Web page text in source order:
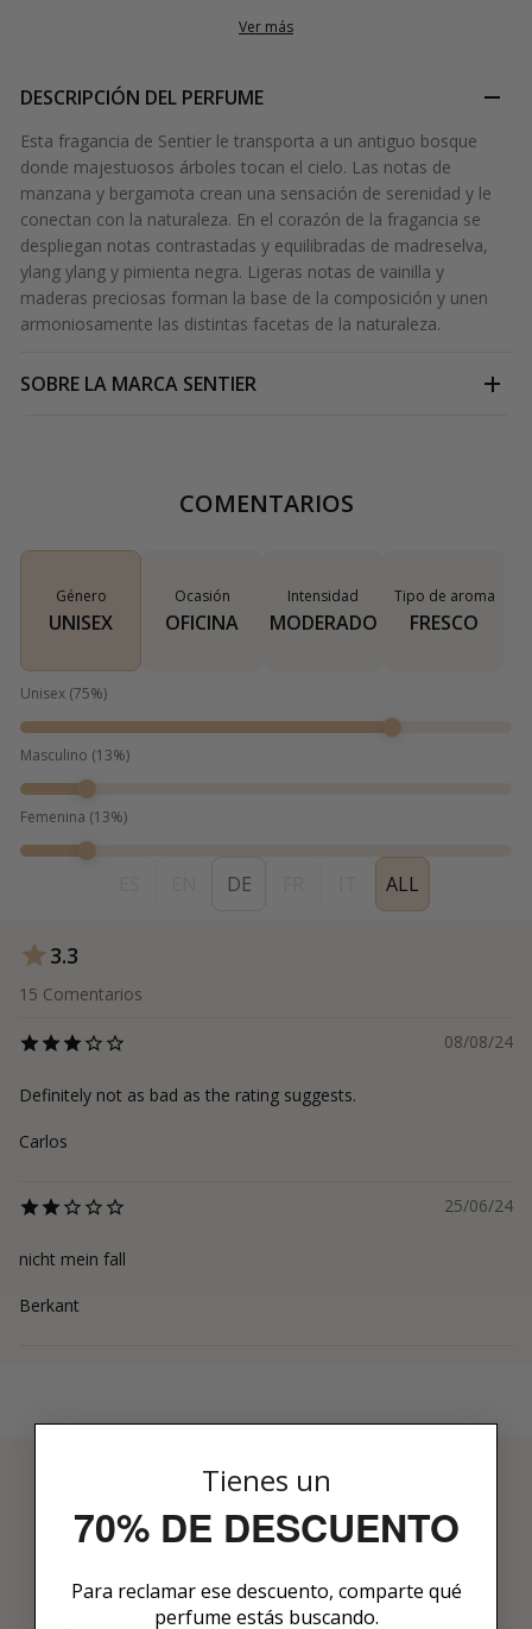
Ver más
DESCRIPCIÓN DEL PERFUME
Esta fragancia de Sentier le transporta a un antiguo bosque
donde majestuosos árboles tocan el cielo. Las notas de
manzana y bergamota crean una sensación de serenidad y le
conectan con la naturaleza. En el corazón de la fragancia se
despliegan notas contrastadas y equilibradas de madreselva,
ylang ylang y pimienta negra. Ligeras notas de vainilla y
maderas preciosas forman la base de la composición y unen
armoniosamente las distintas facetas de la naturaleza.
SOBRE LA MARCA SENTIER
COMENTARIOS
Género
UNISEX
Ocasión
OFICINA
Intensidad
MODERADO
Tipo de aroma
FRESCO
Unisex (75%)
Masculino (13%)
Femenina (13%)
DE ALL
3.3
15 Comentarios
08/08/24
Definitely not as bad as the rating suggests.
Carlos
25/06/24
nicht mein fall
Berkant
3 PASOS PARA HACERTE MIEMBRO
01
GUSTA
Explora más de 600 fragancias nicho y
Tienes un
70% DE DESCUENTO
Para reclamar ese descuento, comparte qué
perfume estás buscando.